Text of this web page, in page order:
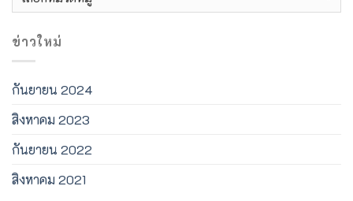
วัตถุ
ข่าวใหม่
กันยายน 2024
สิงหาคม 2023
กันยายน 2022
สิงหาคม 2021